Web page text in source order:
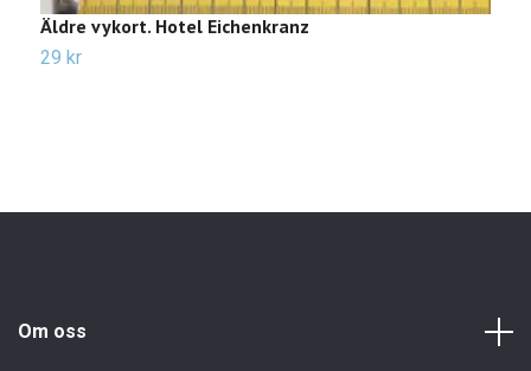
Äldre vykort. Hotel Eichenkranz
29 kr
Om oss